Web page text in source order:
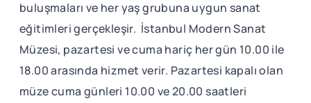
buluşmaları ve her yaş grubuna uygun sanat
eğitimleri gerçekleşir. İstanbul Modern Sanat
Müzesi, pazartesi ve cuma hariç her gün 10.00 ile
18.00 arasında hizmet verir. Pazartesi kapalı olan
müze cuma günleri 10.00 ve 20.00 saatleri